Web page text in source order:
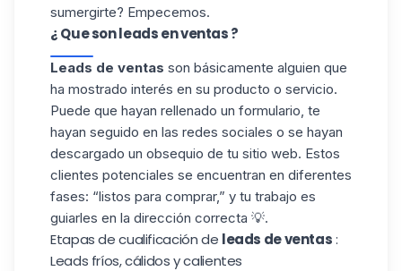
sumergirte? Empecemos.
¿ Que son leads en ventas​ ?
Leads de ventas​ son básicamente alguien que
ha mostrado interés en su producto o servicio.
Puede que hayan rellenado un formulario, te
hayan seguido en las redes sociales o se hayan
descargado un obsequio de tu sitio web. Estos
clientes potenciales se encuentran en diferentes
fases: “listos para comprar,” y tu trabajo es
guiarles en la dirección correcta 💡.
Etapas de cualificación de leads de ventas:
Leads fríos, cálidos y calientes